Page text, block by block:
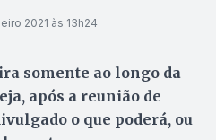
2021 às 13h24
somente ao longo da
após a reunião de
o que poderá, ou